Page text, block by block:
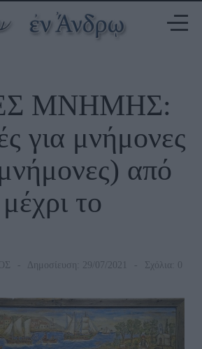
ΜΝΗΜΗΣ:
για μνήμονες
από
το
Δημοσίευση: 29/07/2021 Σχόλια: 0